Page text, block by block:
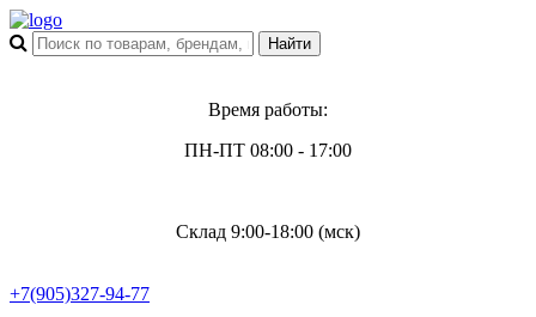
Время работы:
ПН-ПТ 08:00 - 17:00
Склад 9:00-18:00 (мск)
+7(905)327-94-77